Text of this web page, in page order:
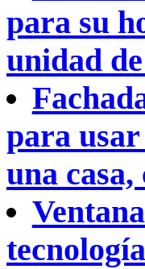
para su
unidad
para
una casa,